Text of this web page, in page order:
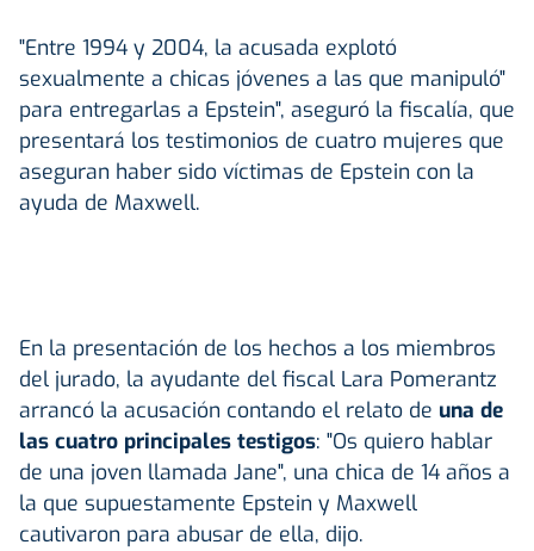
"Entre 1994 y 2004, la acusada explotó
sexualmente a chicas jóvenes a las que manipuló"
para entregarlas a Epstein", aseguró la fiscalía, que
presentará los testimonios de cuatro mujeres que
aseguran haber sido víctimas de Epstein con la
ayuda de Maxwell.
En la presentación de los hechos a los miembros
del jurado, la ayudante del fiscal Lara Pomerantz
arrancó la acusación contando el relato de una de
las cuatro principales testigos: "Os quiero hablar
de una joven llamada Jane", una chica de 14 años a
la que supuestamente Epstein y Maxwell
cautivaron para abusar de ella, dijo.